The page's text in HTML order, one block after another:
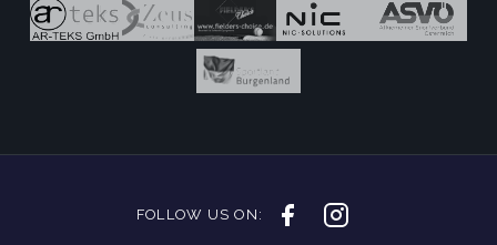
FOLLOW US ON: